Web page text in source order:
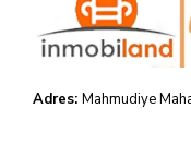
Adres: Mahmudiye